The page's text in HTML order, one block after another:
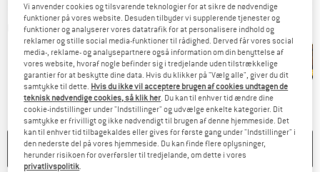
Detaljevisning
PRODUKTET KAN IKKE LÆNGERE LEVERES
Vi anvender cookies og tilsvarende teknologier for at sikre de nødvendige
funktioner på vores website. Desuden tilbyder vi supplerende tjenester og
funktioner og analyserer vores datatrafik for at personalisere indhold og
reklamer og stille social media-funktioner til rådighed. Derved får vores social
media-, reklame- og analysepartnere også information om din benyttelse af
vores website, hvoraf nogle befinder sig i tredjelande uden tilstrækkelige
garantier for at beskytte dine data. Hvis du klikker på "Vælg alle", giver du dit
samtykke til dette. Hvis du ikke vil acceptere brugen af cookies undtagen de
teknisk nødvendige cookies, så klik her. Du kan til enhver tid ændre dine
cookie-indstillinger under "Indstillinger" og udvælge enkelte kategorier. Dit
samtykke er frivilligt og ikke nødvendigt til brugen af denne hjemmeside. Det
kan til enhver tid tilbagekaldes eller gives for første gang under "Indstillinger" i
den nederste del på vores hjemmeside. Du kan finde flere oplysninger,
herunder risikoen for overførsler til tredjelande, om dette i vores
privatlivspolitik.